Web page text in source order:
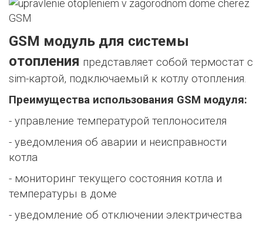
GSM модуль для системы
отопления представляет собой термостат с
sim-картой, подключаемый к котлу отопления.
Преимущества использования GSM модуля:
- управление температурой теплоносителя
- уведомления об аварии и неисправности
котла
- мониторинг текущего состояния котла и
температуры в доме
- уведомление об отключении электричества